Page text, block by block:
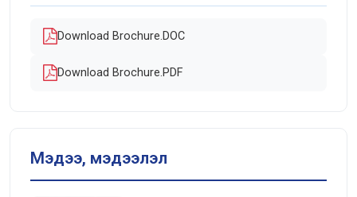
Download Brochure.DOC
Download Brochure.PDF
Мэдээ, мэдээлэл